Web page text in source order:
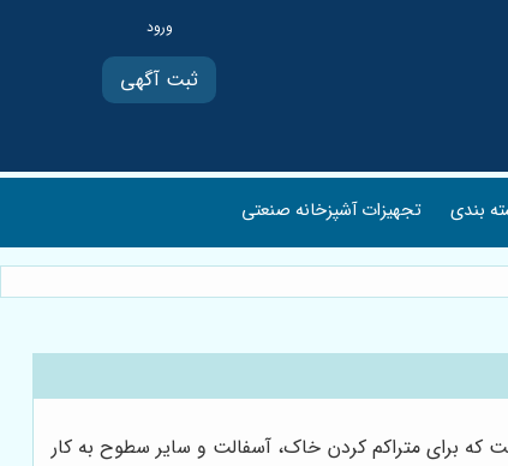
ثبت آگهی
بندی تجهیزات آشپزخانه صنعتی
برای متراکم کردن خاک، آسفالت و سایر سطوح به کار